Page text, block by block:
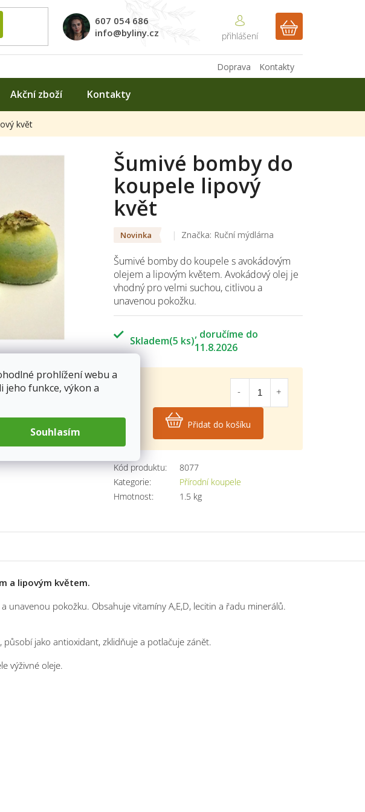
prohlížení webu a
jeho funkce, výkon a
Souhlasím
607 054 686
info@byliny.cz
NÁKUPNÍ
Kontakty
Doprava
Akční zboží Kontakty
květ
Skladem(5 ks)11.8.2026
Šumivé bomby do koupele s avokádovým
olejem a lipovým květem. Avokádový olej je
vhodný pro velmi suchou, citlivou a
unavenou pokožku.
Šumivé bomby do
koupele lipový
květ
Novinka Značka: Ruční mýdlárna
Kód produktu:
8077
Kategorie:
Přírodní koupele
Hmotnost: 1.5 kg
Kč Přidat do košíku
a lipovým květem.
unavenou pokožku. Obsahuje vitamíny A,E,D, lecitin a řadu minerálů.
jako antioxidant, zklidňuje a potlačuje zánět.
výživné oleje.